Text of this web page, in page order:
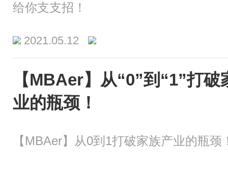
给你支支招！
2021.05.12
【MBAer】从“0”到“1”打破
业的瓶颈！
【MBAer】从0到1打破家族产业的瓶颈